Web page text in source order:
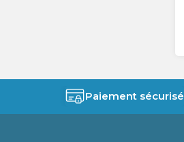
Paiement sécurisé